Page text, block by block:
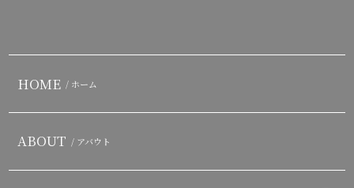
HOME / ホーム
ABOUT / アバウト